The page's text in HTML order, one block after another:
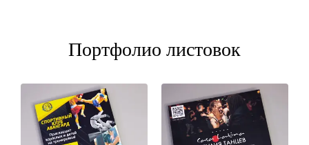
Портфолио листовок